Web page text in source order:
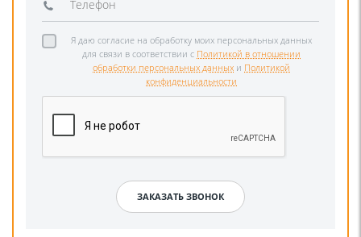
Я даю согласие на обработку моих персональных данных
для связи в соответствии с Политикой в отношении
обработки персональных данных и Политикой
конфиденциальности